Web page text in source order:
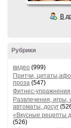
В
Рубрики
видео (999)
Притчи,
проза (547)
Фитнес-упражнения
Развлечения, игры,
автоматы, досуг
«Вкусные рецепты
(526)